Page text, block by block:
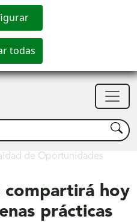
Buscar
de
compartirá hoy
prácticas